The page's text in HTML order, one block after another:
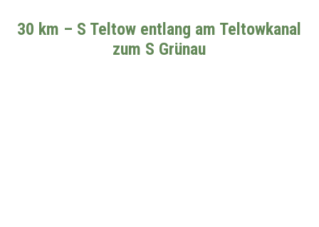
30 km – S Teltow entlang am Teltowkanal
zum S Grünau